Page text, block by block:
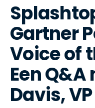
Gartner
Voice of
Een
Davis,